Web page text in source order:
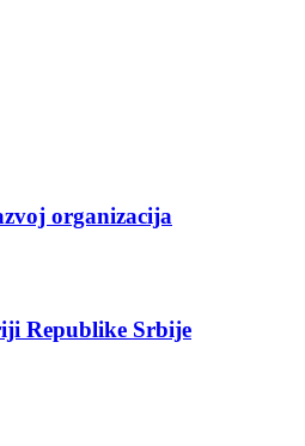
organizacija
Republike Srbije